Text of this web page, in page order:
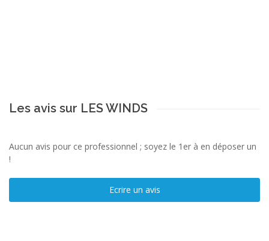
Les avis sur LES WINDS
Aucun avis pour ce professionnel ; soyez le 1er à en déposer un
!
Ecrire un avis